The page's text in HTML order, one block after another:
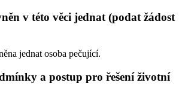
v této věci jednat (podat žádost
jednat osoba pečující.
a postup pro řešení životní